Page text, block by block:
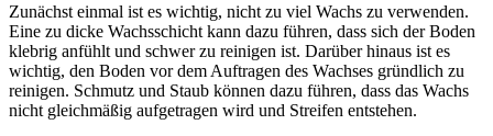
Zunächst einmal ist es wichtig, nicht zu viel Wachs zu verwenden.
Eine zu dicke Wachsschicht kann dazu führen, dass sich der Boden
klebrig anfühlt und schwer zu reinigen ist. Darüber hinaus ist es
wichtig, den Boden vor dem Auftragen des Wachses gründlich zu
reinigen. Schmutz und Staub können dazu führen, dass das Wachs
nicht gleichmäßig aufgetragen wird und Streifen entstehen.